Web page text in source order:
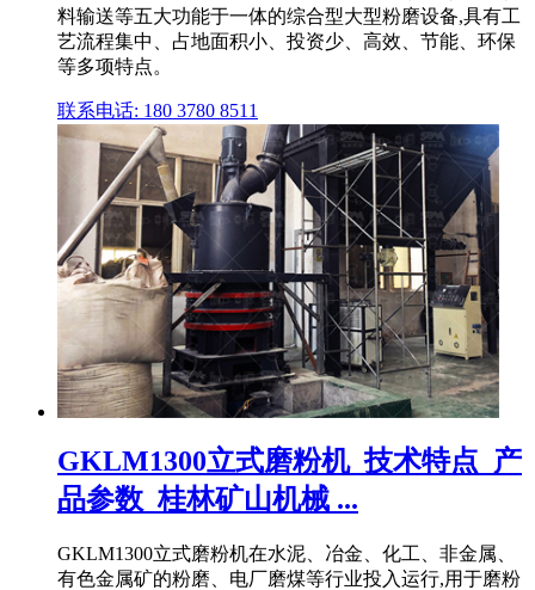
料输送等五大功能于一体的综合型大型粉磨设备,具有工
艺流程集中、占地面积小、投资少、高效、节能、环保
等多项特点。
联系电话: 180 3780 8511
GKLM1300立式磨粉机_技术特点_产
品参数_桂林矿山机械 ...
GKLM1300立式磨粉机在水泥、冶金、化工、非金属、
有色金属矿的粉磨、电厂磨煤等行业投入运行,用于磨粉